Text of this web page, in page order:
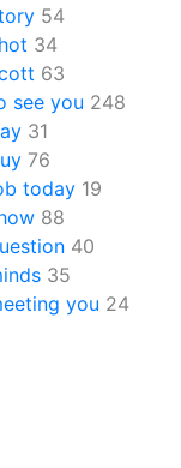
54
34
63
see you 248
31
76
today 19
88
40
35
you 24